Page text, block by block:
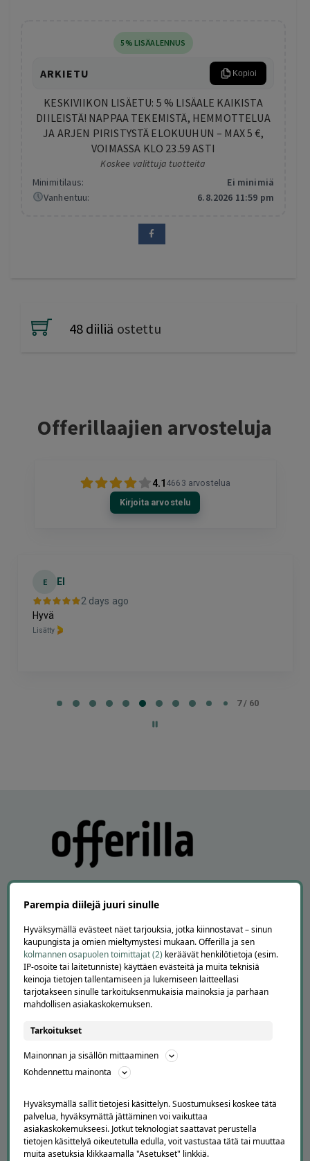
5% LISÄALENNUS
ARKIETU Kopioi
KESKIVIIKON LISÄETU: 5 % LISÄALE KAIKISTA
DIILEISTÄ! NAPPAA TEKEMISTÄ, HEMMOTTELUA
JA ARJEN PIRISTYSTÄ ELOKUUHUN – MAX 5 €,
VOIMASSA KLO 23.59 ASTI
Koskee valittuja tuotteita
Minimitilaus:
Ei minimiä
Vanhentuu:
6.8.2026 11:59 pm
48 diiliä ostettu
Offerillaajien arvosteluja
4.1 4663 arvostelua
Kirjoita arvostelu
E
El
2 days ago
Hyvä
Lisätty
7 / 60
APUA JA NEUVOJA
Peruuta tilaus
Asiakaspalvelu
Kuinka Offerilla toimii
Usein kysytyt kysymykset
TUTUSTU MEIHIN
Tietoa meistä
Tilaa uutiskirje
Avoimet työpaikat
Offerilla mediassa
Parempia diilejä juuri sinulle
Hyväksymällä evästeet näet tarjouksia, jotka kiinnostavat – sinun
kaupungista ja omien mieltymystesi mukaan. Offerilla ja sen
kolmannen osapuolen toimittajat (2) keräävät henkilötietoja (esim.
IP-osoite tai laitetunniste) käyttäen evästeitä ja muita teknisiä
keinoja tietojen tallentamiseen ja lukemiseen laitteellasi
tarjotakseen sinulle tarkoituksenmukaisia mainoksia ja parhaan
mahdollisen asiakaskokemuksen.
Tarkoitukset
Mainonnan ja sisällön mittaaminen
Kohdennettu mainonta
Hyväksymällä sallit tietojesi käsittelyn. Suostumuksesi koskee tätä
palvelua, hyväksymättä jättäminen voi vaikuttaa
asiakaskokemukseesi. Jotkut teknologiat saattavat perustella
tietojen käsittelyä oikeutetulla edulla, voit vastustaa tätä tai muuttaa
muita asetuksia klikkaamalla "Asetukset" linkkiä.